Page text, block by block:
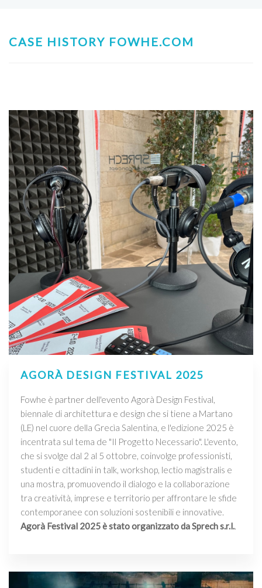
CASE HISTORY FOWHE.COM
AGORÀ DESIGN FESTIVAL 2025
Fowhe è partner dell'evento Agorà Design Festival,
biennale di architettura e design che si tiene a Martano
(LE) nel cuore della Grecìa Salentina, e l'edizione 2025 è
incentrata sul tema de "Il Progetto Necessario". L'evento,
che si svolge dal 2 al 5 ottobre, coinvolge professionisti,
studenti e cittadini in talk, workshop, lectio magistralis e
una mostra, promuovendo il dialogo e la collaborazione
tra creatività, imprese e territorio per affrontare le sfide
contemporanee con soluzioni sostenibili e innovative.
Agorà Festival 2025 è stato organizzato da Sprech s.r.l..